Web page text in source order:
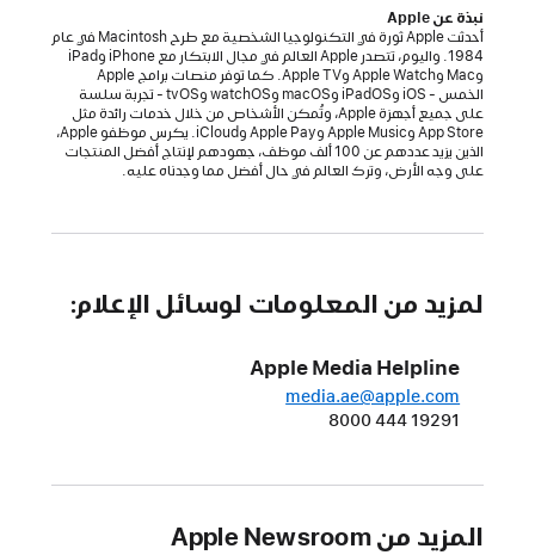
التطبيقات
والألعاب
لعام
2022
كوبرتينو،
كاليفورنيا
Apple
عن
والألعاب
الفائزة
بجوائز
وسلطت
نبذة عن Apple‏
أحدثت Apple ثورة في التكنولوجيا الشخصية مع طرح Macintosh في عام
1984. واليوم، تتصدر Apple العالم في مجال الابتكار مع iPhone وiPad
وMac وApple Watch وApple TV. كما توفر منصات برامج Apple
الخمس - iOS وiPadOS وmacOS وwatchOS وtvOS - تجربة سلسة
على جميع أجهزة Apple، وتُمكن الأشخاص من خلال خدمات رائدة مثل
App Store وApple Music وApple Pay وiCloud. يكرس موظفو Apple،
الذين يزيد عددهم عن 100 ألف موظف، جهودهم لإنتاج أفضل المنتجات
على وجه الأرض، وترك العالم في حال أفضل مما وجدناه عليه.
لمزيد من المعلومات لوسائل الإعلام:
Apple Media Helpline
media.ae@apple.com
8000 444 19291
المزيد من Apple Newsroom